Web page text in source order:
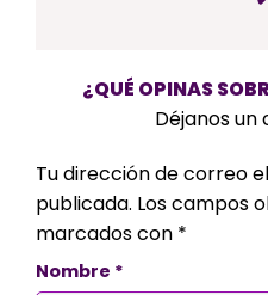
¿QUÉ OPINAS
Déjanos
Tu dirección de correo
publicada. Los campos
marcados con *
Nombre *